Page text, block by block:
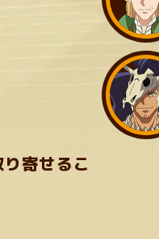
寄せるこ